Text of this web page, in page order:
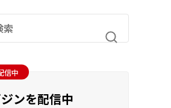
信中
ンを配信中